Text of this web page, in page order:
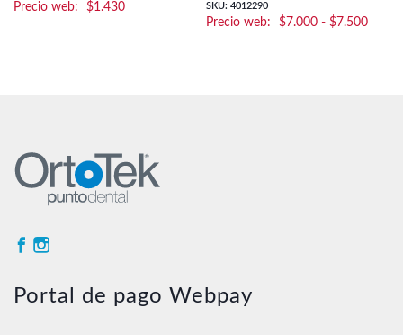
$1.430 SKU: 4012290
$7.000 - $7.500Rango
Portal de pago Webpay